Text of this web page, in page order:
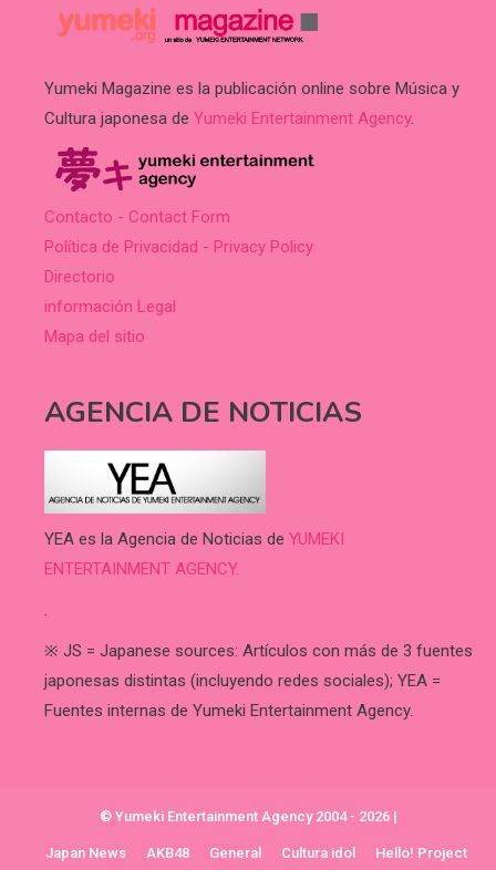
Yumeki Magazine es la publicación online sobre Música y
Cultura japonesa de Yumeki Entertainment Agency.
Contacto - Contact Form
Política de Privacidad - Privacy Policy
Directorio
información Legal
Mapa del sitio
AGENCIA DE NOTICIAS
YEA es la Agencia de Noticias de YUMEKI
ENTERTAINMENT AGENCY.
.
※ JS = Japanese sources: Artículos con más de 3 fuentes
japonesas distintas (incluyendo redes sociales); YEA =
Fuentes internas de Yumeki Entertainment Agency.
© Yumeki Entertainment Agency 2004 - 2026 |
Japan News AKB48 General Cultura idol Hello! Project